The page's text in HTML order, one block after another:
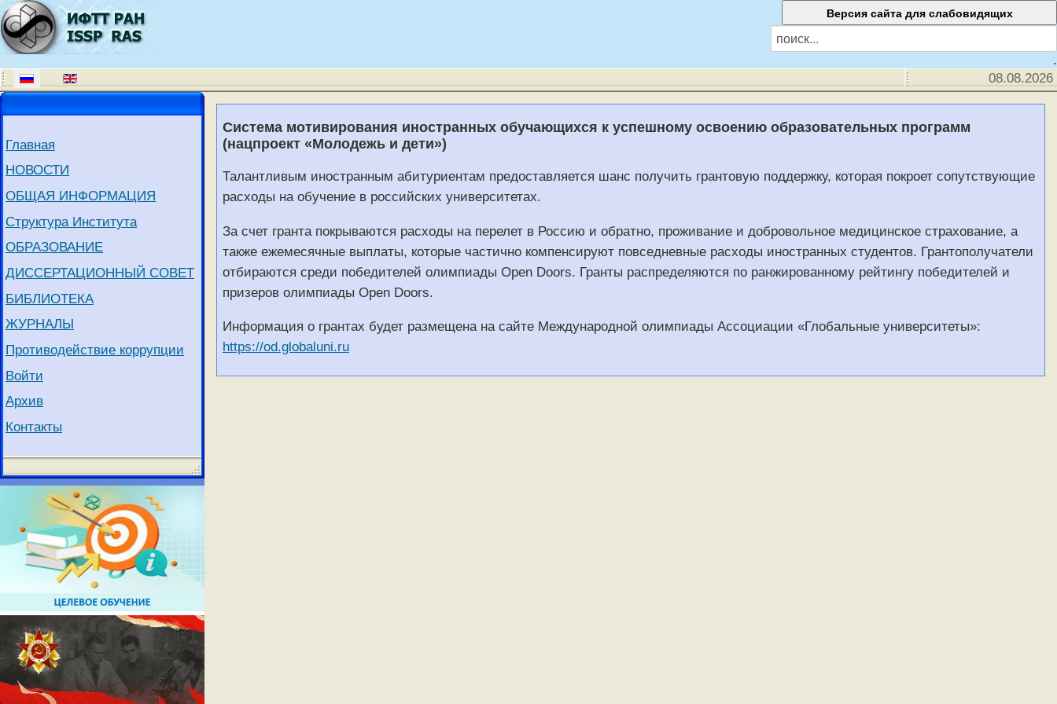
.
08.08.2026
Главная
НОВОСТИ
ОБЩАЯ ИНФОРМАЦИЯ
Структура Института
ОБРАЗОВАНИЕ
ДИССЕРТАЦИОННЫЙ СОВЕТ
БИБЛИОТЕКА
ЖУРНАЛЫ
Противодействие коррупции
Войти
Архив
Контакты
Система мотивирования иностранных обучающихся к успешному освоению образовательных программ
(нацпроект «Молодежь и дети»)
Талантливым иностранным абитуриентам предоставляется шанс получить грантовую поддержку, которая покроет сопутствующие
расходы на обучение в российских университетах.
За счет гранта покрываются расходы на перелет в Россию и обратно, проживание и добровольное медицинское страхование, а
также ежемесячные выплаты, которые частично компенсируют повседневные расходы иностранных студентов. Грантополучатели
отбираются среди победителей олимпиады Open Doors. Гранты распределяются по ранжированному рейтингу победителей и
призеров олимпиады Open Doors.
Информация о грантах будет размещена на сайте Международной олимпиады Ассоциации «Глобальные университеты»:
https://od.globaluni.ru